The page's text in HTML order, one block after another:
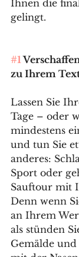
Ihnen die
gelingt.
#1
zu Ihrem
Lassen Sie
Tage – oder
mindestens
und tun Sie
anderes:
Sport oder
Sauftour mit
Denn wenn
an Ihrem
als stünden
Gemälde